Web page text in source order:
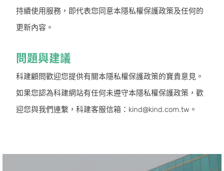
持續使用服務，即代表您同意本隱私權保護政策及任何的
更新內容。
問題與建議
科建顧問歡迎您提供有關本隱私權保護政策的寶貴意見。
如果您認為科建網站有任何未遵守本隱私權保護政策，歡
迎您與我們連繫，科建客服信箱：kind@kind.com.tw。